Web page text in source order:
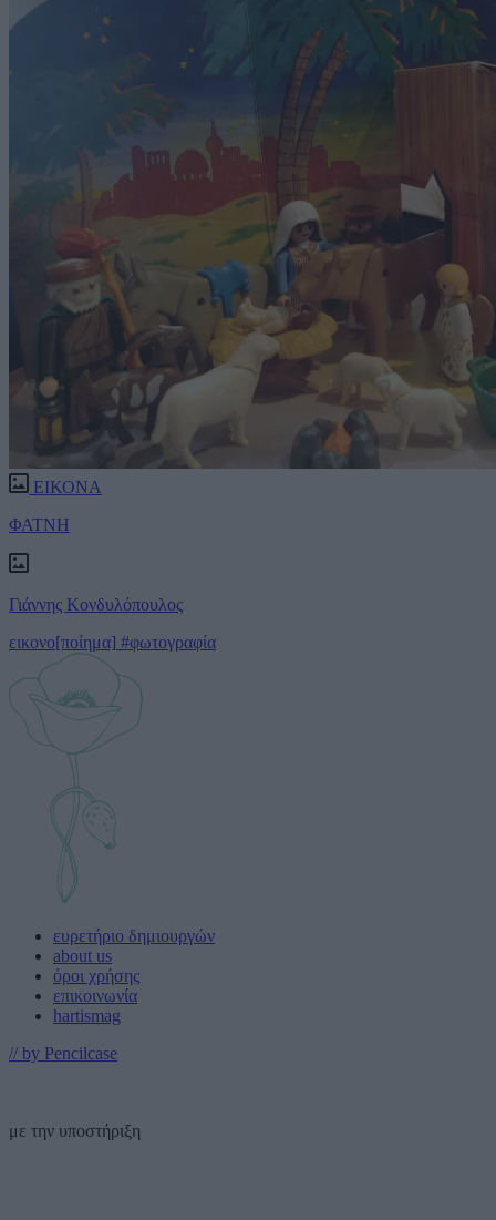
ΕΙΚΟΝΑ
ΦΑΤΝΗ
Γιάννης Κονδυλόπουλος
εικονο[ποίημα] #φωτογραφία
ευρετήριο δημιουργών
about us
όροι χρήσης
επικοινωνία
hartismag
// by Pencilcase
με την υποστήριξη